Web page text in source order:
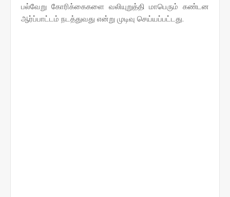
பல்வேறு கோரிக்கைகளை வலியுறுத்தி மாபெரும் கண்டன
ஆர்ப்பாட்டம் நடத்துவது என்று முடிவு செய்யப்பட்டது.